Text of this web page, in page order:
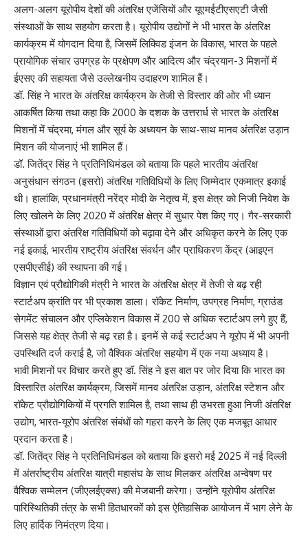
अलग-अलग यूरोपीय देशों की अंतरिक्ष एजेंसियों और यूएमईटीएसएटी जैसी
संस्थाओं के साथ सहयोग करता है। यूरोपीय उद्योगों ने भी भारत के अंतरिक्ष
कार्यक्रम में योगदान दिया है, जिसमें लिक्विड इंजन के विकास, भारत के पहले
प्रायोगिक संचार उपग्रह के प्रक्षेपण और आदित्य और चंद्रयान-3 मिशनों में
ईएसए की सहायता जैसे उल्लेखनीय उदाहरण शामिल हैं।
डॉ. सिंह ने भारत के अंतरिक्ष कार्यक्रम के तेजी से विस्तार की ओर भी ध्यान
आकर्षित किया तथा कहा कि 2000 के दशक के उत्तरार्ध से भारत के अंतरिक्ष
मिशनों में चंद्रमा, मंगल और सूर्य के अध्ययन के साथ-साथ मानव अंतरिक्ष उड़ान
मिशन की योजनाएं भी शामिल हैं।
डॉ. जितेंद्र सिंह ने प्रतिनिधिमंडल को बताया कि पहले भारतीय अंतरिक्ष
अनुसंधान संगठन (इसरो) अंतरिक्ष गतिविधियों के लिए जिम्मेदार एकमात्र इकाई
थी। हालांकि, प्रधानमंत्री नरेंद्र मोदी के नेतृत्व में, इस क्षेत्र को निजी निवेश के
लिए खोलने के लिए 2020 में अंतरिक्ष क्षेत्र में सुधार पेश किए गए। गैर-सरकारी
संस्थाओं द्वारा अंतरिक्ष गतिविधियों को बढ़ावा देने और अधिकृत करने के लिए एक
नई इकाई, भारतीय राष्ट्रीय अंतरिक्ष संवर्धन और प्राधिकरण केंद्र (आइएन
एसपीएसीई) की स्थापना की गई।
विज्ञान एवं प्रौद्योगिकी मंत्री ने भारत के अंतरिक्ष क्षेत्र में तेजी से बढ़ रही
स्टार्टअप क्रांति पर भी प्रकाश डाला। रॉकेट निर्माण, उपग्रह निर्माण, ग्राउंड
सेगमेंट संचालन और एप्लिकेशन विकास में 200 से अधिक स्टार्टअप लगे हुए हैं,
जिससे यह क्षेत्र तेजी से बढ़ रहा है। इनमें से कई स्टार्टअप ने यूरोप में भी अपनी
उपस्थिति दर्ज कराई है, जो वैश्विक अंतरिक्ष सहयोग में एक नया अध्याय है।
भावी मिशनों पर विचार करते हुए डॉ. सिंह ने इस बात पर जोर दिया कि भारत का
विस्तारित अंतरिक्ष कार्यक्रम, जिसमें मानव अंतरिक्ष उड़ान, अंतरिक्ष स्टेशन और
रॉकेट प्रौद्योगिकियों में प्रगति शामिल है, तथा साथ ही उभरता हुआ निजी अंतरिक्ष
उद्योग, भारत-यूरोप अंतरिक्ष संबंधों को गहरा करने के लिए एक मजबूत आधार
प्रदान करता है।
डॉ. जितेंद्र सिंह ने प्रतिनिधिमंडल को बताया कि इसरो मई 2025 में नई दिल्ली
में अंतर्राष्ट्रीय अंतरिक्ष यात्री महासंघ के साथ मिलकर अंतरिक्ष अन्वेषण पर
वैश्विक सम्मेलन (जीएलईएक्स) की मेजबानी करेगा। उन्होंने यूरोपीय अंतरिक्ष
पारिस्थितिकी तंत्र के सभी हितधारकों को इस ऐतिहासिक आयोजन में भाग लेने के
लिए हार्दिक निमंत्रण दिया।